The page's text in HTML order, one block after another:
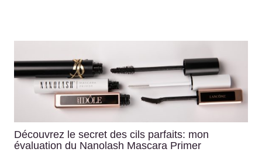
Découvrez le secret des cils parfaits: mon
évaluation du Nanolash Mascara Primer